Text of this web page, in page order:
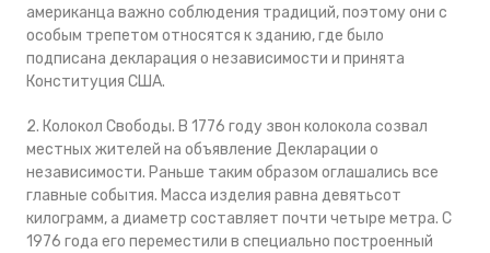
американца важно соблюдения традиций, поэтому они с
особым трепетом относятся к зданию, где было
подписана декларация о независимости и принята
Конституция США.
2. Колокол Свободы. В 1776 году звон колокола созвал
местных жителей на объявление Декларации о
независимости. Раньше таким образом оглашались все
главные события. Масса изделия равна девятьсот
килограмм, а диаметр составляет почти четыре метра. С
1976 года его переместили в специально построенный